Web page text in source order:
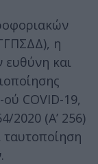
η
ευθύνη και
COVID-19,
2020 (Α’ 256)